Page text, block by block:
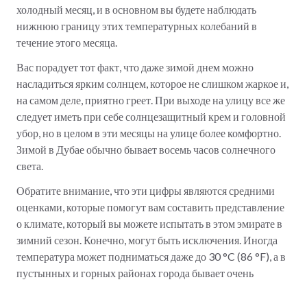
холодный месяц, и в основном вы будете наблюдать
нижнюю границу этих температурных колебаний в
течение этого месяца.
Вас порадует тот факт, что даже зимой днем можно
насладиться ярким солнцем, которое не слишком жаркое и,
на самом деле, приятно греет. При выходе на улицу все же
следует иметь при себе солнцезащитный крем и головной
убор, но в целом в эти месяцы на улице более комфортно.
Зимой в Дубае обычно бывает восемь часов солнечного
света.
Обратите внимание, что эти цифры являются средними
оценками, которые помогут вам составить представление
о климате, который вы можете испытать в этом эмирате в
зимний сезон. Конечно, могут быть исключения. Иногда
температура может подниматься даже до 30 °C (86 °F), а в
пустынных и горных районах города бывает очень